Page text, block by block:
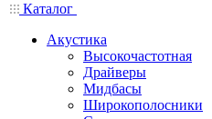
Каталог
Акустика
Высокочастотная
Драйверы
Мидбасы
Широкополосники